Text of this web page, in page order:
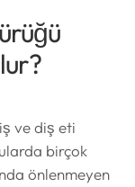
ve diş eti
birçok
önlenmeyen